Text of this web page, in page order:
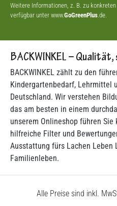
Weitere Informationen, z. B. zu
verfügbar unter www.GoGreenPlus .de.
BACKWINKEL –
BACKWINKEL zählt zu den
Kindergartenbedarf, Lehrmittel
Deutschland. Wir verstehen
das am besten in einem
unserem Onlineshop führen
hilfreiche Filter und
Ausstattung fürs Lachen Leben
Familienleben.
Alle Preise sind inkl.